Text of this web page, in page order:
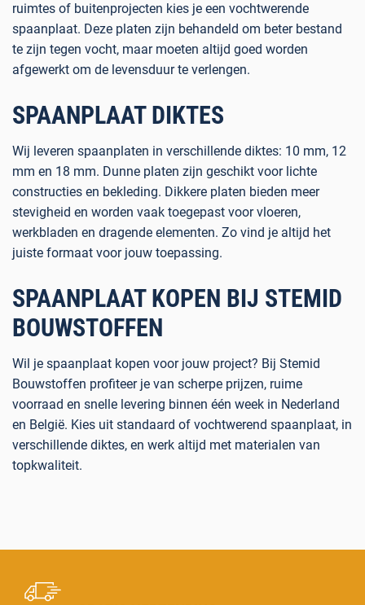
ruimtes of buitenprojecten kies je een vochtwerende
spaanplaat. Deze platen zijn behandeld om beter bestand
te zijn tegen vocht, maar moeten altijd goed worden
afgewerkt om de levensduur te verlengen.
SPAANPLAAT DIKTES
Wij leveren spaanplaten in verschillende diktes: 10 mm, 12
mm en 18 mm. Dunne platen zijn geschikt voor lichte
constructies en bekleding. Dikkere platen bieden meer
stevigheid en worden vaak toegepast voor vloeren,
werkbladen en dragende elementen. Zo vind je altijd het
juiste formaat voor jouw toepassing.
SPAANPLAAT KOPEN BIJ STEMID
BOUWSTOFFEN
Wil je spaanplaat kopen voor jouw project? Bij Stemid
Bouwstoffen profiteer je van scherpe prijzen, ruime
voorraad en snelle levering binnen één week in Nederland
en België. Kies uit standaard of vochtwerend spaanplaat, in
verschillende diktes, en werk altijd met materialen van
topkwaliteit.